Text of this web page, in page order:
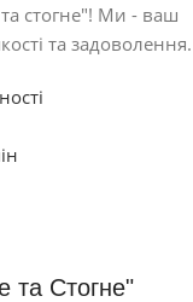
стогне"! Ми - ваш
та задоволення.
та Стогне"